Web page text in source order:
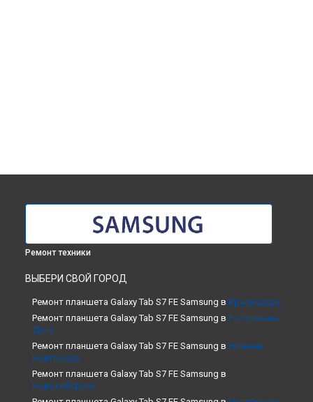
Ремонт техники
ВЫБЕРИ СВОЙ ГОРОД
Ремонт планшета Galaxy Tab S7 FE Samsung в Краснодаре
Ремонт планшета Galaxy Tab S7 FE Samsung в Ростове-на-
Дону
Ремонт планшета Galaxy Tab S7 FE Samsung в Нижнем
Новгороде
Ремонт планшета Galaxy Tab S7 FE Samsung в
Новосибирске